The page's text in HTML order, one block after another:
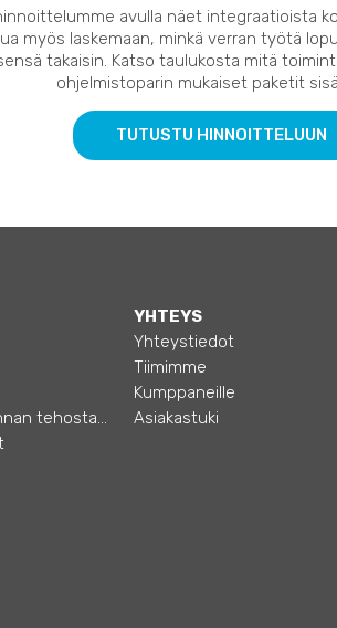
avulla näet integraatioista
myös laskemaan, minkä verran työtä
takaisin. Katso taulukosta mitä
ohjelmistoparin mukaiset paketit
TUTUSTU HINNOITTELUUN
Opas – Liiketoiminnan tehostamiseen
YHTEYS
Yhteystiedot
Tiimimme
Kumppaneille
Asiakastuki